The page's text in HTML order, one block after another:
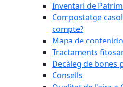
Inventari de
Compostatge
compte?
Mapa de
Tractaments
Decàleg de bones
Consells